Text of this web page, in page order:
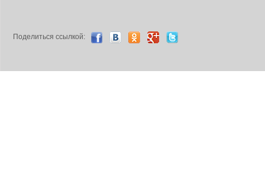
Поделиться ccылкой: